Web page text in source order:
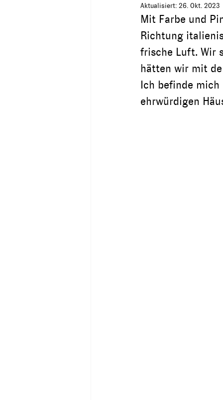
Aktualisiert: 26. Okt. 2023
Mit Farbe und
Richtung
frische Luft. Wir
hätten wir mit
Ich befinde
ehrwürdigen